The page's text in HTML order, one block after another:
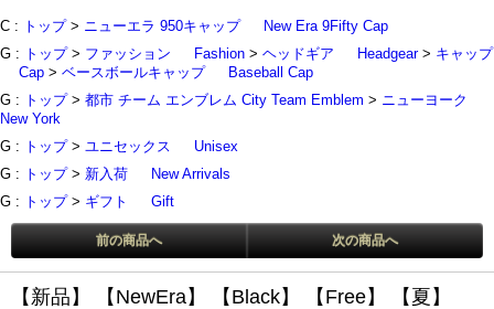
C : トップ> ニューエラ 950キャップ
New Era 9Fifty Cap
G : トップ> ファッション Fashion > ヘッドギア Headgear> キャップ
Cap > ベースボールキャップ
Baseball Cap
G : トップ> 都市 チーム エンブレム City Team Emblem > ニューヨーク
New York
G : トップ> ユニセックス
Unisex
G : トップ> 新入荷
New Arrivals
G : トップ> ギフト Gift
前の商品へ 次の商品へ
【新品】 【NewEra】 【Black】 【Free】 【夏】